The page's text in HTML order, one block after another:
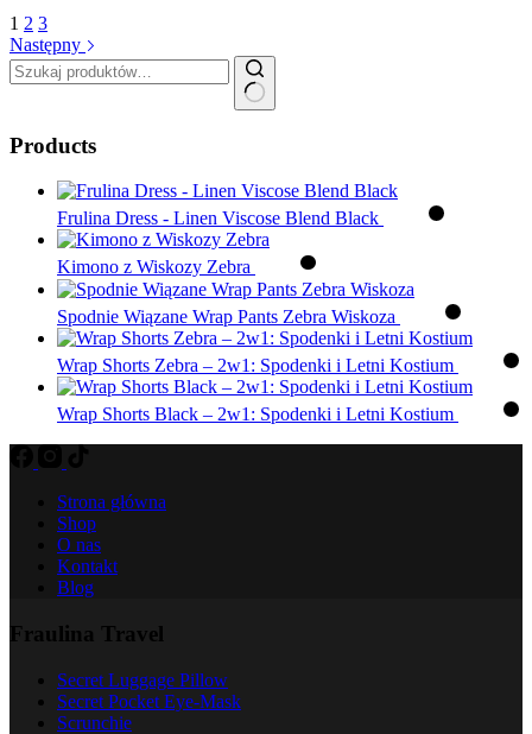
1 2 3
Następny
Szukaj:
Products
Frulina Dress - Linen Viscose Blend Black
Kimono z Wiskozy Zebra
Spodnie Wiązane Wrap Pants Zebra Wiskoza
Wrap Shorts Zebra – 2w1: Spodenki i Letni Kostium
Wrap Shorts Black – 2w1: Spodenki i Letni Kostium
Strona główna
Shop
O nas
Kontakt
Blog
Fraulina Travel
Secret Luggage Pillow
Secret Pocket Eye-Mask
Scrunchie